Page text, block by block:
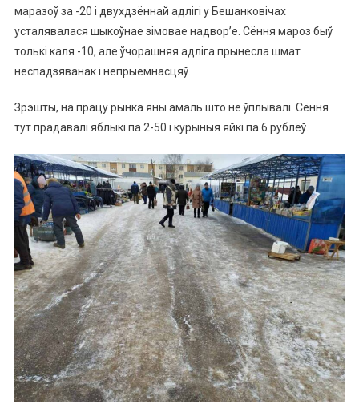
маразоў за -20 і двухдзённай адлігі у Бешанковічах
усталявалася шыкоўнае зімовае надвор’е. Сёння мароз быў
толькі каля -10, але ўчорашняя адліга прынесла шмат
неспадзяванак і непрыемнасцяў.
Зрэшты, на працу рынка яны амаль што не ўплывалі. Сёння
тут прадавалі яблыкі па 2-50 і курыныя яйкі па 6 рублёў.